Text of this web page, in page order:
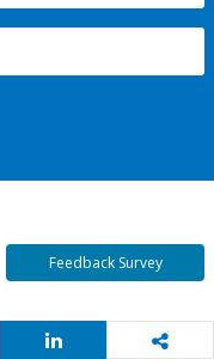
Feedback Survey